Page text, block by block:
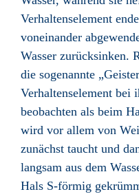
Verhaltenselement
voneinander
Wasser zurücksinken.
die sogenannte
Verhaltenselement bei
beobachten als beim
wird vor allem von
zunächst taucht und
langsam aus dem
Hals S-förmig